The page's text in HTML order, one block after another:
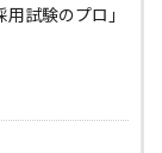
試験のプロ」